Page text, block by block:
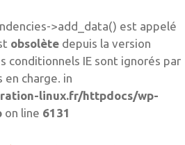
>add_data() est appelé
obsolète depuis la version
conditionnels IE sont ignorés par
en charge. in
linux.fr/httpdocs/wp-
on line 6131